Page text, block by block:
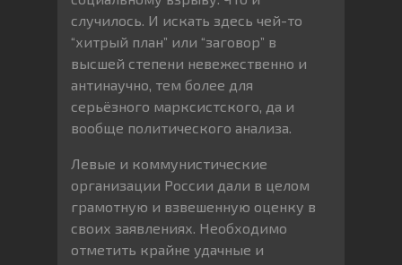
случилось. И искать здесь чей-то
“хитрый план” или “заговор” в
высшей степени невежественно и
антинаучно, тем более для
серьёзного марксистского, да и
вообще политического анализа.
Левые и коммунистические
организации России дали в целом
грамотную и взвешенную оценку в
своих заявлениях. Необходимо
отметить крайне удачные и